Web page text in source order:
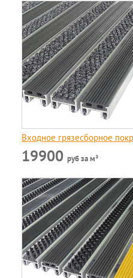
Входное грязесборное
19900руб за м²